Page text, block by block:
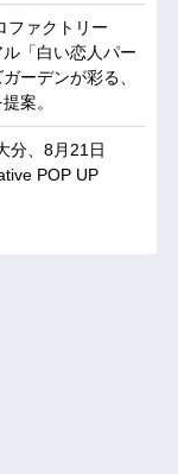
ファクトリー
「白い恋人パー
ーデンが彩る、
案。
分、8月21日
POP UP